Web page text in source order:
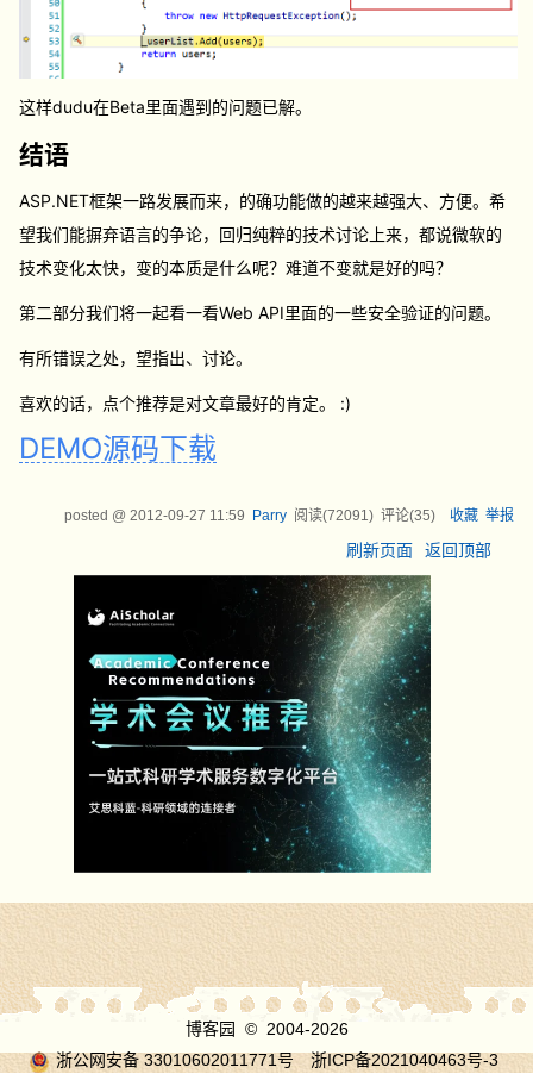
这样dudu在Beta里面遇到的问题已解。
结语
ASP.NET框架一路发展而来，的确功能做的越来越强大、方便。希
望我们能摒弃语言的争论，回归纯粹的技术讨论上来，都说微软的
技术变化太快，变的本质是什么呢？难道不变就是好的吗？
第二部分我们将一起看一看Web API里面的一些安全验证的问题。
有所错误之处，望指出、讨论。
喜欢的话，点个推荐是对文章最好的肯定。 :)
DEMO源码下载
posted @ 2012-09-27 11:59 Parry阅读(72091) 评论(35) 收藏 举报
刷新页面 返回顶部
博客园
© 2004-2026
浙公网安备 33010602011771号
浙ICP备2021040463号-3